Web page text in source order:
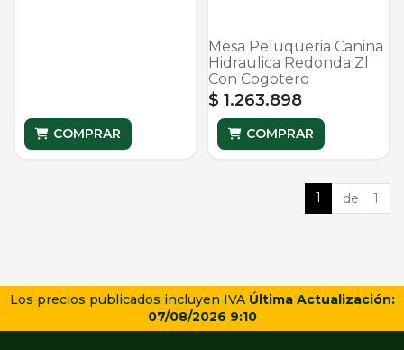
COMPRAR
Mesa Peluqueria Canina
Hidraulica Redonda Zl
Con Cogotero
$ 1.263.898
COMPRAR
1 de 1
Los precios publicados incluyen IVA Última Actualización:
07/08/2026 9:10